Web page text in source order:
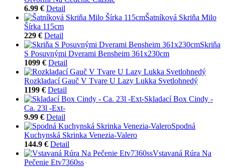
6.99 € Detail
Šatníková Skriňa Milo
Šírka 115cm
229 € Detail
Skriňa
S Posuvnými Dverami Bensheim 361x230cm
1099 € Detail
Rozkladací Gauč V Tvare U Lazy Lukka Svetlohnedý
1199 € Detail
Skladací Box Cindy -
Ca. 23l -Ext-
9.99 € Detail
Spodná
Kuchynská Skrinka Venezia-Valero
144.9 € Detail
Vstavaná Rúra Na
Pečenie Etv7360ss